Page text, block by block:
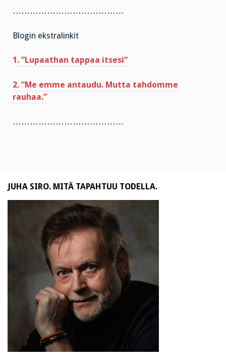
…………………………………
Blogin ekstralinkit
1. ”Lupaathan tappaa itsesi”
2. ”Me emme antaudu. Mutta tahdomme
rauhaa.”
…………………………………
JUHA SIRO. MITÄ TAPAHTUU TODELLA.